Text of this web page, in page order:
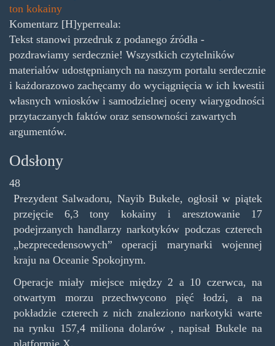
ton kokainy
Komentarz [H]yperreala:
Tekst stanowi przedruk z podanego źródła -
pozdrawiamy serdecznie! Wszystkich czytelników
materiałów udostępnianych na naszym portalu serdecznie
i każdorazowo zachęcamy do wyciągnięcia w ich kwestii
własnych wniosków i samodzielnej oceny wiarygodności
przytaczanych faktów oraz sensowności zawartych
argumentów.
Odsłony
48
Prezydent Salwadoru, Nayib Bukele, ogłosił w piątek
przejęcie 6,3 tony kokainy i aresztowanie 17
podejrzanych handlarzy narkotyków podczas czterech
„bezprecedensowych” operacji marynarki wojennej
kraju na Oceanie Spokojnym.
Operacje miały miejsce między 2 a 10 czerwca, na
otwartym morzu przechwycono pięć łodzi, a na
pokładzie czterech z nich znaleziono narkotyki warte
na rynku 157,4 miliona dolarów , napisał Bukele na
platformie X.